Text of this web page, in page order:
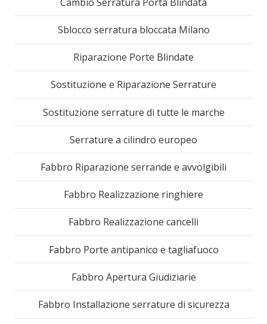
Sblocco serratura bloccata Milano
Riparazione Porte Blindate
Sostituzione e Riparazione Serrature
Sostituzione serrature di tutte le marche
Serrature a cilindro europeo
Fabbro Riparazione serrande e avvolgibili
Fabbro Realizzazione ringhiere
Fabbro Realizzazione cancelli
Fabbro Porte antipanico e tagliafuoco
Fabbro Apertura Giudiziarie
Fabbro Installazione serrature di sicurezza